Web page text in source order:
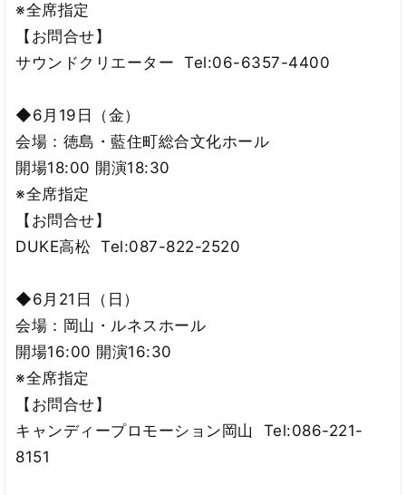
※全席指定
【お問合せ】
サウンドクリエーター Tel:06-6357-4400
◆6月19日（金）
会場：徳島・藍住町総合文化ホール
開場18:00 開演18:30
※全席指定
【お問合せ】
DUKE高松 Tel:087-822-2520
◆6月21日（日）
会場：岡山・ルネスホール
開場16:00 開演16:30
※全席指定
【お問合せ】
キャンディープロモーション岡山 Tel:086-221-
8151